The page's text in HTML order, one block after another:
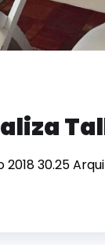
30.25